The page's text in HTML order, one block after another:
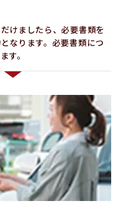
けましたら、必要書類を
なります。必要書類につ
す。